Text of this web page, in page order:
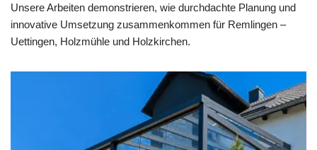
Unsere Arbeiten demonstrieren, wie durchdachte Planung und
innovative Umsetzung zusammenkommen für Remlingen –
Uettingen, Holzmühle und Holzkirchen.